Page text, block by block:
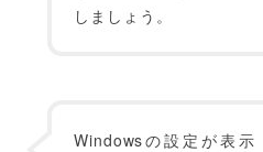
しましょう。
Windowsの設定が表示